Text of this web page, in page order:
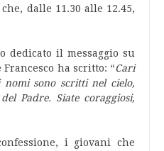
dalle 11.30 alle 12.45,
dedicato il messaggio su
ha scritto: “Cari
sono scritti nel cielo,
Padre. Siate coraggiosi,
i giovani che